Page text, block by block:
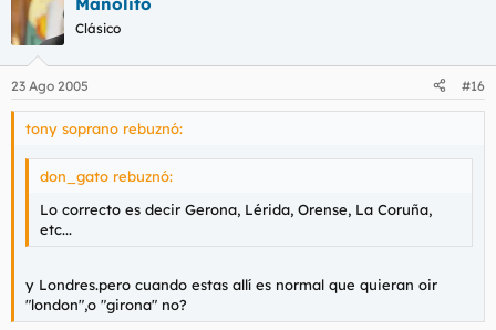
Clásico
23 Ago 2005 #16
tony soprano rebuznó:
don_gato rebuznó:
Lo correcto es decir Gerona, Lérida, Orense, La Coruña,
etc...
y Londres.pero cuando estas allí es normal que quieran oir
"london",o "girona" no?